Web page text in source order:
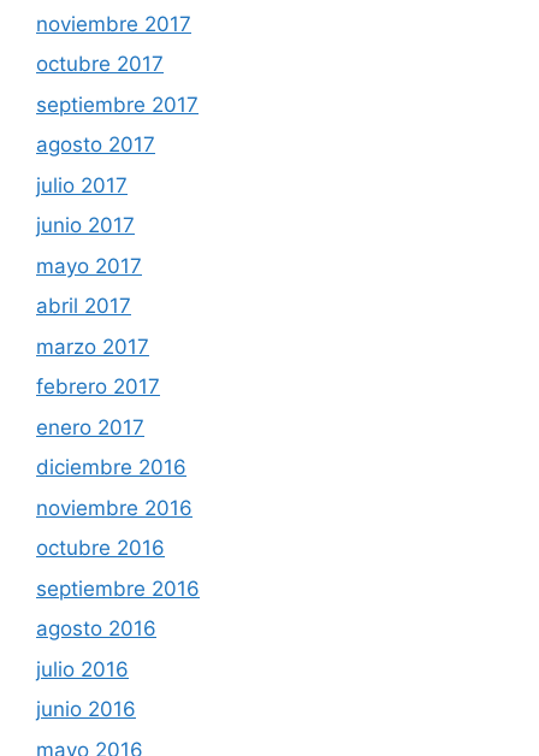
noviembre 2017
octubre 2017
septiembre 2017
agosto 2017
julio 2017
junio 2017
mayo 2017
abril 2017
marzo 2017
febrero 2017
enero 2017
diciembre 2016
noviembre 2016
octubre 2016
septiembre 2016
agosto 2016
julio 2016
junio 2016
mayo 2016